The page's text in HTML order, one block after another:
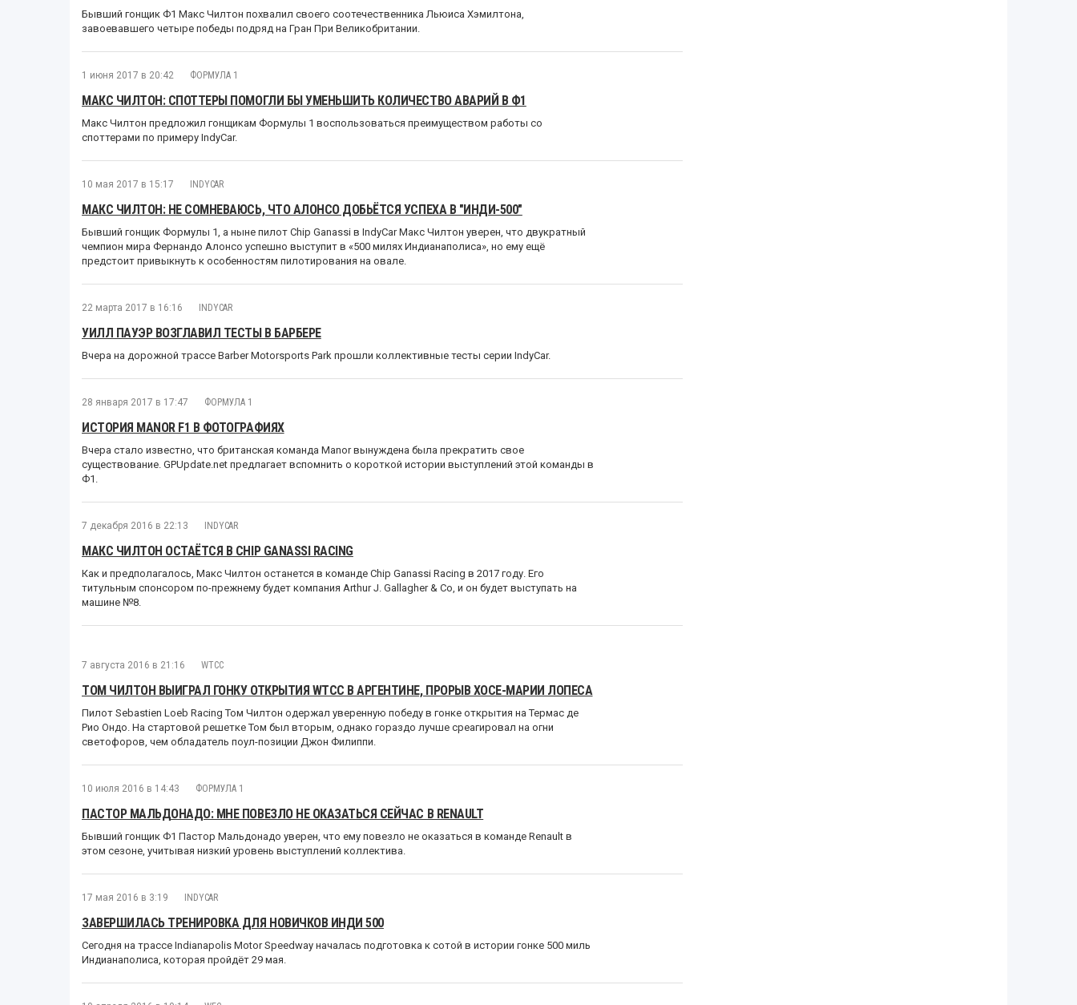
Бывший гонщик Ф1 Макс Чилтон похвалил своего соотечественника Льюиса Хэмилтона,
завоевавшего четыре победы подряд на Гран При Великобритании.
1 июня 2017 в 20:42 ФОРМУЛА 1
МАКС ЧИЛТОН: СПОТТЕРЫ ПОМОГЛИ БЫ УМЕНЬШИТЬ КОЛИЧЕСТВО АВАРИЙ В Ф1
Макс Чилтон предложил гонщикам Формулы 1 воспользоваться преимуществом работы со
споттерами по примеру IndyCar.
10 мая 2017 в 15:17 INDYCAR
МАКС ЧИЛТОН: НЕ СОМНЕВАЮСЬ, ЧТО АЛОНСО ДОБЬЁТСЯ УСПЕХА В "ИНДИ-500"
Бывший гонщик Формулы 1, а ныне пилот Chip Ganassi в IndyCar Макс Чилтон уверен, что двукратный
чемпион мира Фернандо Алонсо успешно выступит в «500 милях Индианаполиса», но ему ещё
предстоит привыкнуть к особенностям пилотирования на овале.
22 марта 2017 в 16:16 INDYCAR
УИЛЛ ПАУЭР ВОЗГЛАВИЛ ТЕСТЫ В БАРБЕРЕ
Вчера на дорожной трассе Barber Motorsports Park прошли коллективные тесты серии IndyCar.
28 января 2017 в 17:47 ФОРМУЛА 1
ИСТОРИЯ MANOR F1 В ФОТОГРАФИЯХ
Вчера стало известно, что британская команда Manor вынуждена была прекратить свое
существование. GPUpdate.net предлагает вспомнить о короткой истории выступлений этой команды в
Ф1.
7 декабря 2016 в 22:13 INDYCAR
МАКС ЧИЛТОН ОСТАЁТСЯ В CHIP GANASSI RACING
Как и предполагалось, Макс Чилтон останется в команде Chip Ganassi Racing в 2017 году. Его
титульным спонсором по-прежнему будет компания Arthur J. Gallagher & Co, и он будет выступать на
машине №8.
7 августа 2016 в 21:16 WTCC
ТОМ ЧИЛТОН ВЫИГРАЛ ГОНКУ ОТКРЫТИЯ WTCC В АРГЕНТИНЕ, ПРОРЫВ ХОСЕ-МАРИИ ЛОПЕСА
Пилот Sebastien Loeb Racing Том Чилтон одержал уверенную победу в гонке открытия на Термас де
Рио Ондо. На стартовой решетке Том был вторым, однако гораздо лучше среагировал на огни
светофоров, чем обладатель поул-позиции Джон Филиппи.
10 июля 2016 в 14:43 ФОРМУЛА 1
ПАСТОР МАЛЬДОНАДО: МНЕ ПОВЕЗЛО НЕ ОКАЗАТЬСЯ СЕЙЧАС В RENAULT
Бывший гонщик Ф1 Пастор Мальдонадо уверен, что ему повезло не оказаться в команде Renault в
этом сезоне, учитывая низкий уровень выступлений коллектива.
17 мая 2016 в 3:19 INDYCAR
ЗАВЕРШИЛАСЬ ТРЕНИРОВКА ДЛЯ НОВИЧКОВ ИНДИ 500
Сегодня на трассе Indianapolis Motor Speedway началась подготовка к сотой в истории гонке 500 миль
Индианаполиса, которая пройдёт 29 мая.